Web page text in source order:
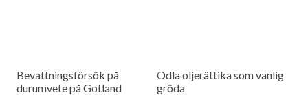
Bevattningsförsök på
durumvete på Gotland
Odla oljerättika som vanlig
gröda